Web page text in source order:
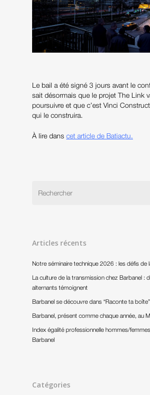
Le bail a été signé 3 jours avant le
sait désormais que le projet The Link
poursuivre et que c’est Vinci
qui le construira.
À lire dans cet article de Batiactu.
Articles récents
Notre séminaire technique 2026 : les défis de
La culture de la transmission chez Barbanel :
alternants témoignent
Barbanel se découvre dans “Raconte ta boîte”
Barbanel, présent comme chaque année, au
Index égalité professionnelle hommes/
Barbanel
Catégories